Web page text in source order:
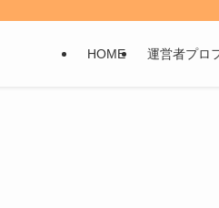
HOME 運営者プロ